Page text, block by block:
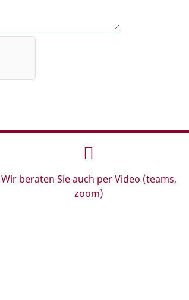
Wir beraten Sie auch per Video (teams,
zoom)